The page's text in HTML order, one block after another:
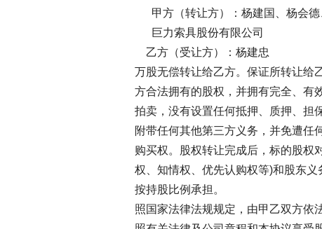
甲方（转让方）：杨建国、杨会德
巨力索具股份有限公
乙方（受让方）：杨建忠
万股无偿转让给乙方。保证所转让给
方合法拥有的股权，并拥有完全、有
拍卖，没有设置任何抵押、质押、担
附带任何其他第三方义务，并免遭任
购买权。股权转让完成后，标的股权
权、知情权、优先认购权等)和股东
按持股比例承担。
照国家法律法规规定，由甲乙双方依